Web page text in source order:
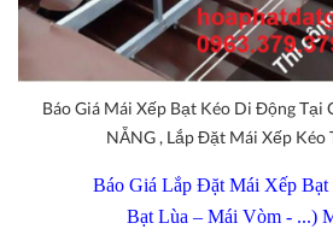
Báo Giá Mái Xếp Bạt Kéo Di Động Tại
NẴNG , Lắp Đặt Mái Xếp
Báo Giá Lắp Đặt Mái Xếp
Bạt Lùa – Mái Vòm - ...)